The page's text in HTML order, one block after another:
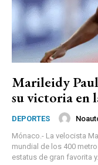
Marileidy
su victoria en
DEPORTES
Mónaco.- La velocista
mundial de los 400
estatus de gran favorita